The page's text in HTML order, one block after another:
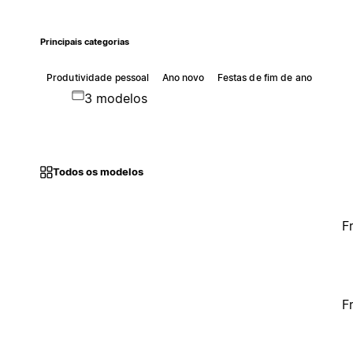
Principais categorias
Produtividade pessoal Ano novo Festas de fim de ano
3 modelos
Todos os modelos